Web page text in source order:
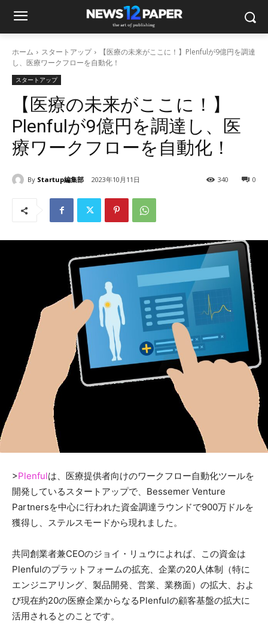
ホーム スタートアップ
【医療の未来がここに！】Plenfulが9億円を調達
し、医療ワークフローを自動化！
スタートアップ
【医療の未来がここに！】
Plenfulが9億円を調達し、医
療ワークフローを自動化！
By Startup編集部 2023年10月11日 0
340
>Plenfulは、医療提供者向けのワークフロー自動化ツールを
開発しているスタートアップで、Bessemer Venture
Partnersを中心に行われた資金調達ラウンドで900万ドルを
獲得し、ステルスモードから現れました。
共同創業者兼CEOのジョイ・リュウによれば、この資金は
Plenfulのプラットフォームの拡充、企業の20人体制（特に
エンジニアリング、製品開発、営業、業務面）の拡大、およ
び現在約20の医療企業からなるPlenfulの顧客基盤の拡大に
活用されるとのことです。